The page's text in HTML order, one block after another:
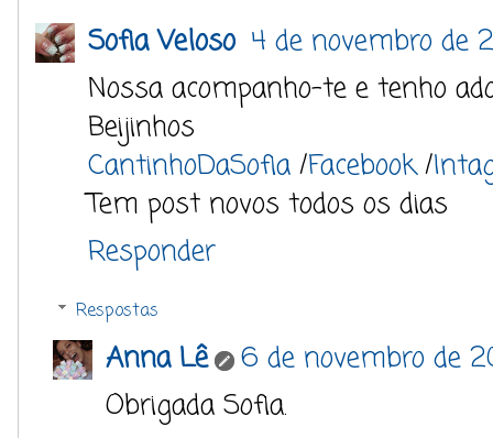
Sofia Veloso 4 de novembro de
Nossa acompanho-te e tenho
Beijinhos
CantinhoDaSofia /Facebook/
Tem post novos todos os dias
Responder
Respostas
Anna Lê
6 de novembro de
Obrigada Sofia.